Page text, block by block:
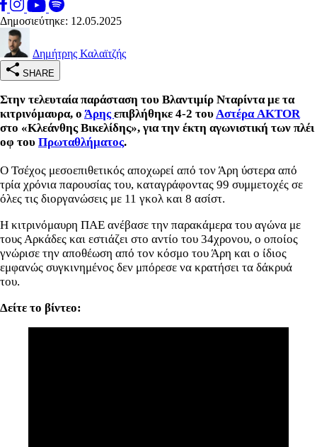
Δημοσιεύτηκε: 12.05.2025
Δημήτρης Καλαϊτζής
SHARE
Στην τελευταία παράσταση του Βλαντιμίρ Νταρίντα με τα
κιτρινόμαυρα, ο Άρηςεπιβλήθηκε 4-2 τουΑστέρα AKTOR
στο «Κλεάνθης Βικελίδης», για την έκτη αγωνιστική των πλέι
οφ του Πρωταθλήματος.
Ο Τσέχος μεσοεπιθετικός αποχωρεί από τον Άρη ύστερα από
τρία χρόνια παρουσίας του, καταγράφοντας 99 συμμετοχές σε
όλες τις διοργανώσεις με 11 γκολ και 8 ασίστ.
Η κιτρινόμαυρη ΠΑΕ ανέβασε την παρακάμερα του αγώνα με
τους Αρκάδες και εστιάζει στο αντίο του 34χρονου, ο οποίος
γνώρισε την αποθέωση από τον κόσμο του Άρη και ο ίδιος
εμφανώς συγκινημένος δεν μπόρεσε να κρατήσει τα δάκρυά
του.
Δείτε το βίντεο: